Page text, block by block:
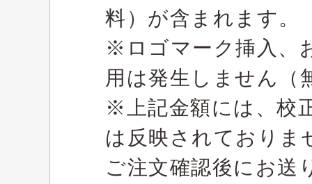
料）が含まれます。
※ロゴマーク挿入、
用は発生しません（
※上記金額には、校
は反映されておりま
ご注文確認後にお送